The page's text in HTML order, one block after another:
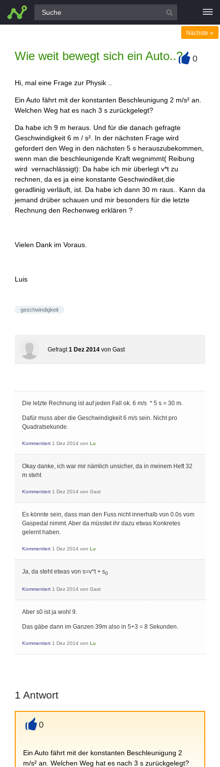
Alle Fragen
Wie weit bewegt sich ein Auto..?
Nächste »
0
Hi, mal eine Frage zur Physik ..
Ein Auto fährt mit der konstanten Beschleunigung 2 m/s² an.
Welchen Weg hat es nach 3 s zurückgelegt?
Da habe ich 9 m heraus. Und für die danach gefragte
Geschwindigkeit 6 m / s². In der nächsten Frage wird
gefordert den Weg in den nächsten 5 s herauszubekommen,
wenn man die beschleunigende Kraft wegnimmt( Reibung
wird vernachlässigt): Da habe ich mir überlegt v*t zu
rechnen, da es ja eine konstante Geschwindiket,die
geradlinig verläuft, ist. Da habe ich dann 30 m raus.. Kann da
jemand drüber schauen und mir besonders für die letzte
Rechnung den Rechenweg erklären ?
Vielen Dank im Voraus.
Luis
geschwindigkeit
Gefragt 1 Dez 2014 von Gast
Die letzte Rechnung ist auf jeden Fall ok. 6 m/s * 5 s = 30 m.
Dafür muss aber die Geschwindigkeit 6 m/s sein. Nicht pro
Quadratsekunde.
Kommentiert 1 Dez 2014 von Lu
Okay danke, ich war mir nämlich unsicher, da in meinem Heft 32
m steht
Kommentiert 1 Dez 2014 von Gast
Es könnte sein, dass man den Fuss nicht innerhalb von 0.0s vom
Gaspedal nimmt. Aber da müsstet ihr dazu etwas Konkretes
gelernt haben.
Kommentiert 1 Dez 2014 von Lu
Ja, da steht etwas von s=v*t + s0
Kommentiert 1 Dez 2014 von Gast
Aber s0 ist ja wohl 9.
Das gäbe dann im Ganzen 39m also in 5+3 = 8 Sekunden.
Kommentiert 1 Dez 2014 von Lu
1 Antwort
0
Ein Auto fährt mit der konstanten Beschleunigung 2
m/s² an. Welchen Weg hat es nach 3 s zurückgelegt?